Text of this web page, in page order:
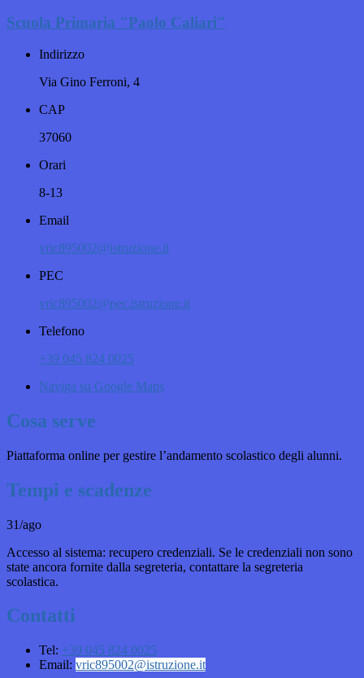
Scuola Primaria "Paolo Caliari"
Indirizzo
Via Gino Ferroni, 4
CAP
37060
Orari
8-13
Email
vric895002@istruzione.it
PEC
vric895002@pec.istruzione.it
Telefono
+39 045 824 0025
Naviga su Google Maps
Cosa serve
Piattaforma online per gestire l’andamento scolastico degli alunni.
Tempi e scadenze
31/ago
Accesso al sistema: recupero credenziali. Se le credenziali non sono
state ancora fornite dalla segreteria, contattare la segreteria
scolastica.
Contatti
Tel: +39 045 824 0025
Email: vric895002@istruzione.it